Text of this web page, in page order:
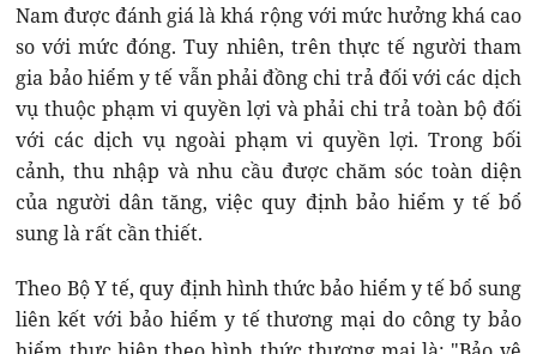
Nam được đánh giá là khá rộng với mức hưởng khá cao
so với mức đóng. Tuy nhiên, trên thực tế người tham
gia bảo hiểm y tế vẫn phải đồng chi trả đối với các dịch
vụ thuộc phạm vi quyền lợi và phải chi trả toàn bộ đối
với các dịch vụ ngoài phạm vi quyền lợi. Trong bối
cảnh, thu nhập và nhu cầu được chăm sóc toàn diện
của người dân tăng, việc quy định bảo hiểm y tế bổ
sung là rất cần thiết.
Theo Bộ Y tế, quy định hình thức bảo hiểm y tế bổ sung
liên kết với bảo hiểm y tế thương mại do công ty bảo